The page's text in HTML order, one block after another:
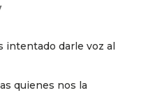
intentado darle voz al
quienes nos la